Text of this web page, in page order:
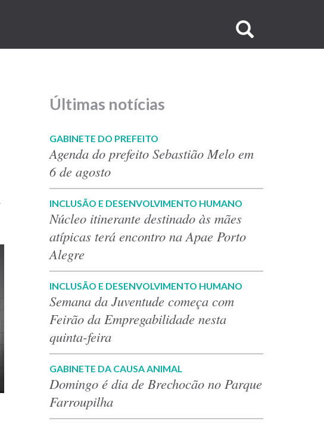
no
Últimas notícias
GABINETE DO PREFEITO
Agenda do prefeito Sebastião Melo em
6 de agosto
INCLUSÃO E DESENVOLVIMENTO HUMANO
Núcleo itinerante destinado às mães
atípicas terá encontro na Apae Porto
Alegre
INCLUSÃO E DESENVOLVIMENTO HUMANO
Semana da Juventude começa com
Feirão da Empregabilidade nesta
quinta-feira
GABINETE DA CAUSA ANIMAL
Domingo é dia de Brechocão no Parque
Farroupilha